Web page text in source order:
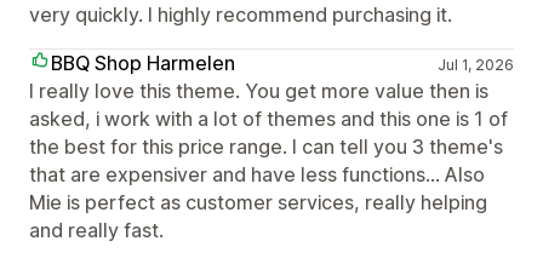
very quickly. I highly recommend purchasing it.
BBQ Shop Harmelen
Jul 1, 2026
I really love this theme. You get more value then is
asked, i work with a lot of themes and this one is 1 of
the best for this price range. I can tell you 3 theme's
that are expensiver and have less functions... Also
Mie is perfect as customer services, really helping
and really fast.